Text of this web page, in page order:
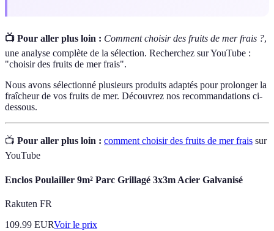
📺 Pour aller plus loin : Comment choisir des fruits de mer frais ?,
une analyse complète de la sélection. Recherchez sur YouTube :
"choisir des fruits de mer frais".
Nous avons sélectionné plusieurs produits adaptés pour prolonger la
fraîcheur de vos fruits de mer. Découvrez nos recommandations ci-
dessous.
📺 Pour aller plus loin : comment choisir des fruits de mer frais sur
YouTube
Enclos Poulailler 9m² Parc Grillagé 3x3m Acier Galvanisé
Rakuten FR
109.99 EURVoir le prix